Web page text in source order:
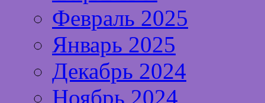
Февраль 2025
Январь 2025
Декабрь 2024
Ноябрь 2024